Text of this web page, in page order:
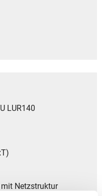
LUR140
Netzstruktur